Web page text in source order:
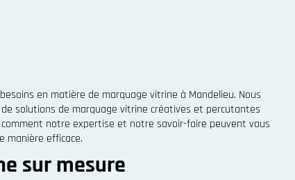
en matière de marquage vitrine à Mandelieu. Nous
solutions de marquage vitrine créatives et percutantes
notre expertise et notre savoir-faire peuvent vous
manière efficace.
sur mesure